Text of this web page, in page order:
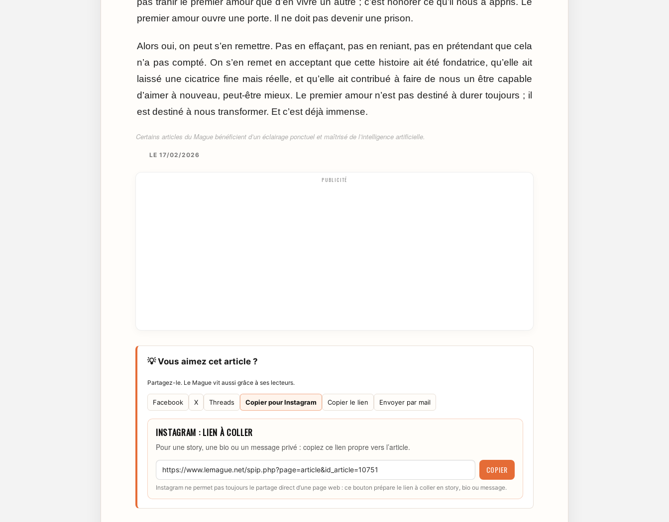
premier amour ouvre une porte. Il ne doit pas devenir une prison.
Alors oui, on peut s’en remettre. Pas en effaçant, pas en reniant, pas en prétendant que cela
n’a pas compté. On s’en remet en acceptant que cette histoire ait été fondatrice, qu’elle ait
laissé une cicatrice fine mais réelle, et qu’elle ait contribué à faire de nous un être capable
d’aimer à nouveau, peut-être mieux. Le premier amour n’est pas destiné à durer toujours ; il
est destiné à nous transformer. Et c’est déjà immense.
Certains articles du Mague bénéficient d’un éclairage ponctuel et maîtrisé de l’intelligence artificielle.
LE 17/02/2026
PUBLICITÉ
💡 Vous aimez cet article ?
Partagez-le. Le Mague vit aussi grâce à ses lecteurs.
Facebook X Threads Copier pour Instagram Copier le lien Envoyer par mail
INSTAGRAM : LIEN À COLLER
Pour une story, une bio ou un message privé : copiez ce lien propre vers l’article.
COPIER
Instagram ne permet pas toujours le partage direct d’une page web : ce bouton prépare le lien à coller en story, bio ou message.